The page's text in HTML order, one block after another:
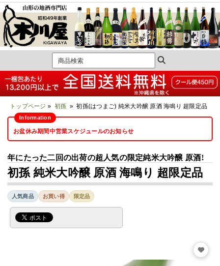
トップページ » 初孫 » 初孫(はつまご) 純米大吟醸 原酒 海鳴り 超限定品
お盆休み期間中営業スケジュールのお知らせ
年にたった二回の出荷の超人気の限定純米大吟醸 原酒!
初孫 純米大吟醸 原酒 海鳴り 超限定品
人気商品 お買い得 限定品